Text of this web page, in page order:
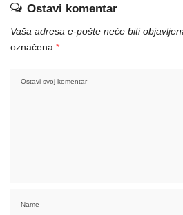
Ostavi komentar
Vaša adresa e-pošte neće biti
označena *